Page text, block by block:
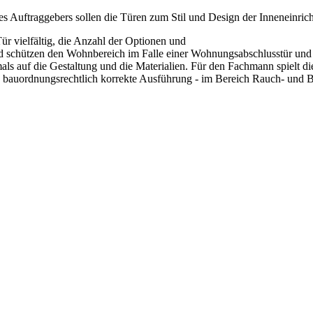
sollen die Türen zum Stil und Design der
vielfältig, die Anzahl der Optionen und
den Wohnbereich im Falle einer Wohnungsabschlusstür
auf die Gestaltung und die Materialien. Für den Fachmann spielt
korrekte Ausführung - im Bereich Rauch- und